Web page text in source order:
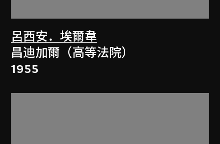
呂西安．埃爾韋
昌迪加爾（高等法院）
1955